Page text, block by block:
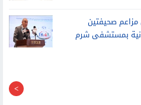
مزاعم صحيفتين
بمستشفى شرم